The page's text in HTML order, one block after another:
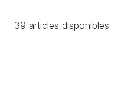
39 articles disponibles